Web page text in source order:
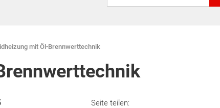
mit Öl-Brennwerttechnik
Seite teilen: